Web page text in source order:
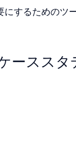
するためのツ
ーススタ